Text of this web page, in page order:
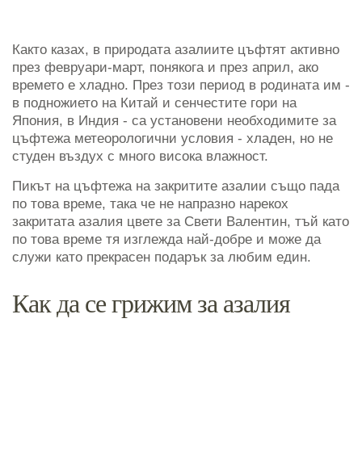
Както казах, в природата азалиите цъфтят активно
през февруари-март, понякога и през април, ако
времето е хладно. През този период в родината им -
в подножието на Китай и сенчестите гори на
Япония, в Индия - са установени необходимите за
цъфтежа метеорологични условия - хладен, но не
студен въздух с много висока влажност.
Пикът на цъфтежа на закритите азалии също пада
по това време, така че не напразно нарекох
закритата азалия цвете за Свети Валентин, тъй като
по това време тя изглежда най-добре и може да
служи като прекрасен подарък за любим един.
Как да се грижим за азалия